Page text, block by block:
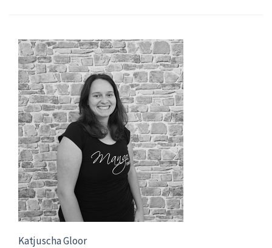
Katjuscha Gloor